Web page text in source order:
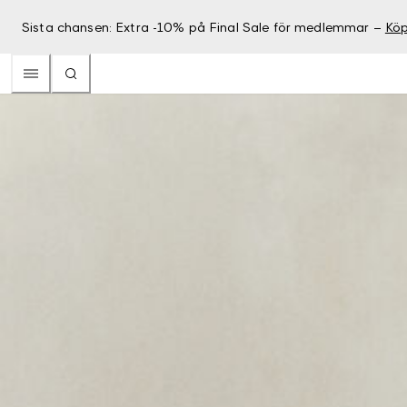
Sista chansen: Extra -10% på Final Sale för medlemmar –